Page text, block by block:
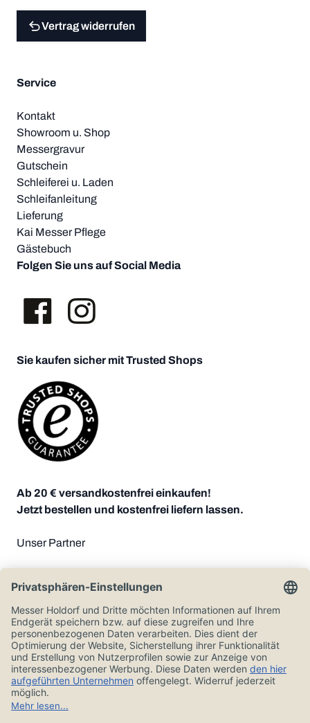
Vertrag widerrufen
Service
Kontakt
Showroom u. Shop
Messergravur
Gutschein
Schleiferei u. Laden
Schleifanleitung
Lieferung
Kai Messer Pflege
Gästebuch
Folgen Sie uns auf Social Media
Sie kaufen sicher mit Trusted Shops
Ab 20 € versandkostenfrei einkaufen!
Jetzt bestellen und kostenfrei liefern lassen.
Unser Partner
Zahlungsoptionen